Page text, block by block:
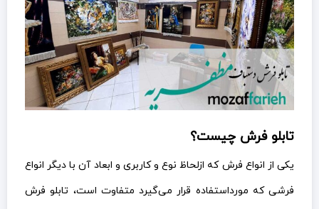
تابلو فرش چیست؟
یکی از انواع فرش که ازلحاظ نوع و کاربری و ابعاد آن با دیگر انواع
فرشی که مورداستفاده قرار می‌گیرد متفاوت است، تابلو فرش